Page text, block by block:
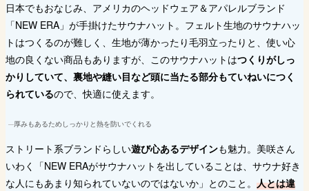
日本でもおなじみ、アメリカのヘッドウェア＆アパレルブランド
「NEW ERA」が手掛けたサウナハット。フェルト生地のサウナハッ
トはつくるのが難しく、生地が薄かったり毛羽立ったりと、使い心
地の良くない商品もありますが、このサウナハットはつくりがしっ
かりしていて、裏地や縫い目など頭に当たる部分もていねいにつく
られているので、快適に使えます。
厚みもあるためしっかりと熱を防いでくれる
ストリート系ブランドらしい遊び心あるデザインも魅力。美咲さん
いわく「NEW ERAがサウナハットを出していることは、サウナ好き
な人にもあまり知られていないのではないか」とのこと。 人とは違